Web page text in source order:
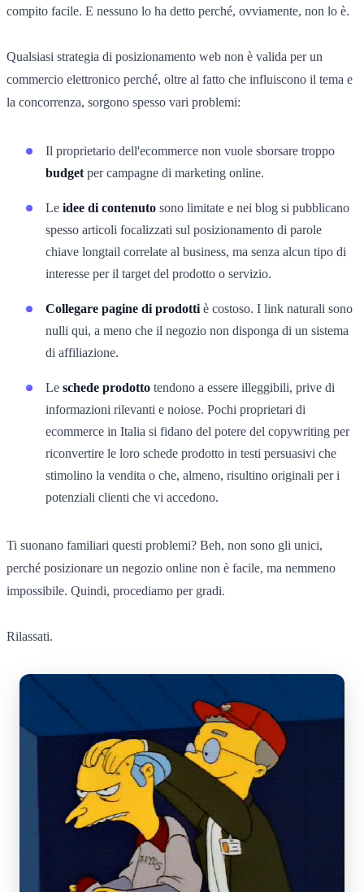
compito facile. E nessuno lo ha detto perché, ovviamente, non lo è.
Qualsiasi strategia di posizionamento web non è valida per un
commercio elettronico perché, oltre al fatto che influiscono il tema e
la concorrenza, sorgono spesso vari problemi:
Il proprietario dell'ecommerce non vuole sborsare troppo
budget per campagne di marketing online.
Le idee di contenuto sono limitate e nei blog si pubblicano
spesso articoli focalizzati sul posizionamento di parole
chiave longtail correlate al business, ma senza alcun tipo di
interesse per il target del prodotto o servizio.
Collegare pagine di prodotti è costoso. I link naturali sono
nulli qui, a meno che il negozio non disponga di un sistema
di affiliazione.
Le schede prodotto tendono a essere illeggibili, prive di
informazioni rilevanti e noiose. Pochi proprietari di
ecommerce in Italia si fidano del potere del copywriting per
riconvertire le loro schede prodotto in testi persuasivi che
stimolino la vendita o che, almeno, risultino originali per i
potenziali clienti che vi accedono.
Ti suonano familiari questi problemi? Beh, non sono gli unici,
perché posizionare un negozio online non è facile, ma nemmeno
impossibile. Quindi, procediamo per gradi.
Rilassati.